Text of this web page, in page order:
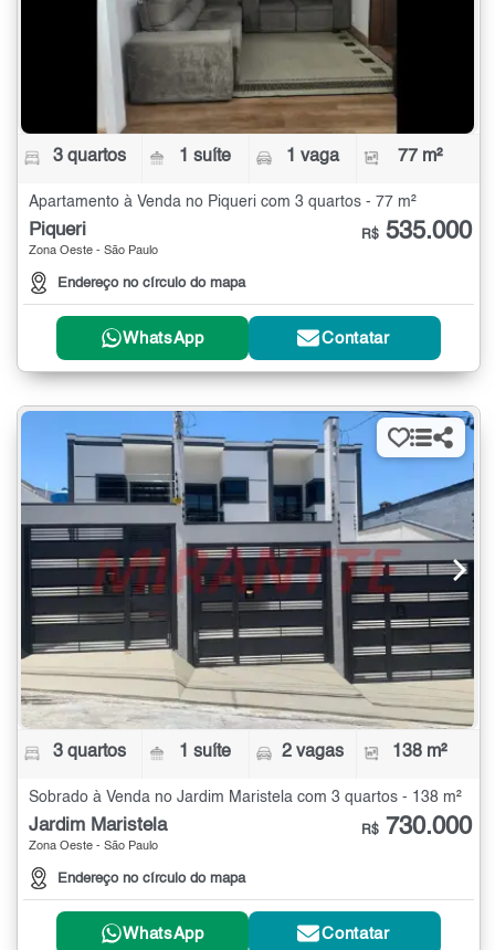
3 quartos 1 suíte 1 vaga 77 m²
Apartamento à Venda no Piqueri com 3 quartos - 77 m²
Piqueri
Zona Oeste - São Paulo
Endereço no círculo do mapa
R$ 535.000
WhatsApp Contatar
3 quartos 1 suíte 2 vagas 138 m²
Sobrado à Venda no Jardim Maristela com 3 quartos - 138 m²
Jardim Maristela
Zona Oeste - São Paulo
Endereço no círculo do mapa
R$ 730.000
WhatsApp Contatar